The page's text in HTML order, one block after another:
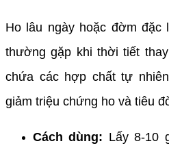
Ho lâu ngày hoặc đờm đặc
thường gặp khi thời tiết
chứa các hợp chất tự
giảm triệu chứng ho và tiêu
Cách dùng: Lấy 8-10